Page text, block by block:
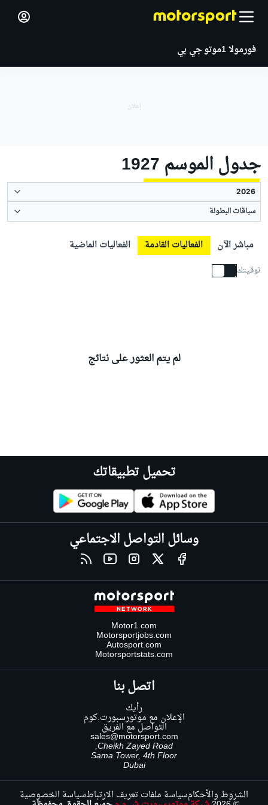
فورمولا 1 موتو جي بي
جدول الموسم 1927
سباقات البطولة
مباشر الآن الفعاليات القادمة الفعاليات الماضية
توقيتك
لم يتم العثور على نتائج
تحميل تطبيقاتك
وسائل التواصل الاجتماعي
Motor1.com
Motorsportjobs.com
Autosport.com
Motorsportstats.com
اتصل بنا
رأيك
الإعلان مع موتورسبورت.كوم
التواصل مع الفريق
sales@motorsport.com
Cheikh Zayed Road,
Sama Tower, 4th Floor
Dubai
الشروط والأحكامسياسة ملفات تعريف الارتباطسياسة الخصوصية